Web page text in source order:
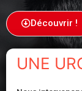
Découvrir !
UNE